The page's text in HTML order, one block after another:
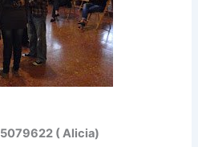
( Alicia)